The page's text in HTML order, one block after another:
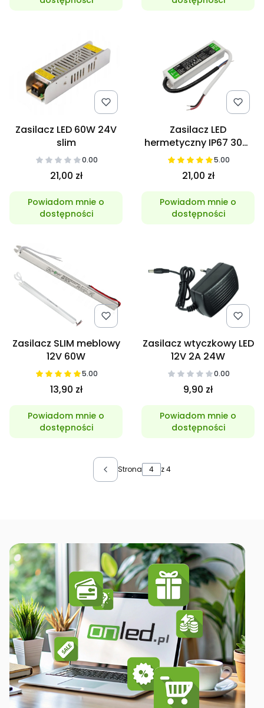
Zasilacz LED 60W 24V
slim
0.00
21,00 zł
Powiadom mnie o
dostępności
Zasilacz LED
hermetyczny IP67 30W
12V
5.00
21,00 zł
Powiadom mnie o
dostępności
Zasilacz SLIM meblowy
12V 60W
5.00
13,90 zł
Powiadom mnie o
dostępności
Zasilacz wtyczkowy LED
12V 2A 24W
0.00
9,90 zł
Powiadom mnie o
dostępności
Strona z 4